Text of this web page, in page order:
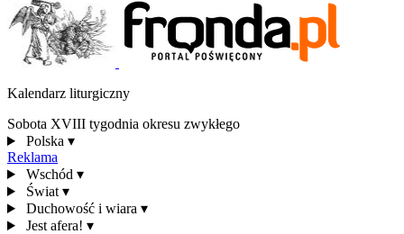
Kalendarz liturgiczny
Sobota XVIII tygodnia okresu zwykłego
Polska ▾
Reklama
Wschód ▾
Świat ▾
Duchowość i wiara ▾
Jest afera! ▾